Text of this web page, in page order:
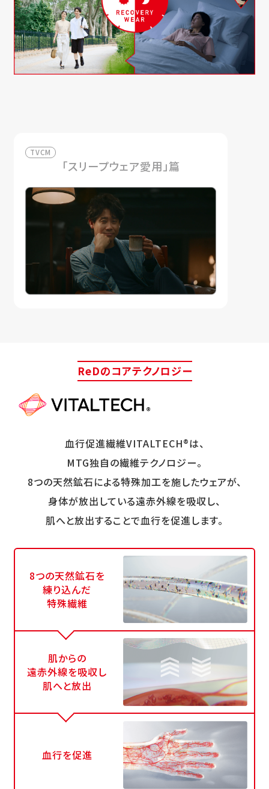
TVCM
「スリープウェア愛用」篇
ReDのコアテクノロジー
血行促進繊維VITALTECH®は、
MTG独自の繊維テクノロジー。
8つの天然鉱石による特殊加工を施したウェアが、
身体が放出している遠赤外線を吸収し、
肌へと放出することで血行を促進します。
8つの天然鉱石を
練り込んだ
特殊繊維
肌からの
遠赤外線を吸収し
肌へと放出
血行を促進